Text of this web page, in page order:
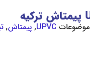
موضوعات UPVC
, پیمتاش,